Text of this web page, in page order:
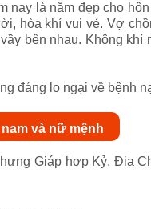
nay là năm đẹp cho
hòa khí vui vẻ. Vợ
bên nhau. Không
đáng lo ngại về bệnh
và nữ mệnh
Giáp hợp Kỷ, Địa